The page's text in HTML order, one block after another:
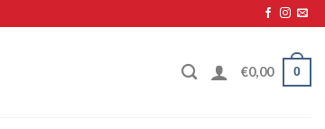
€0,00 0